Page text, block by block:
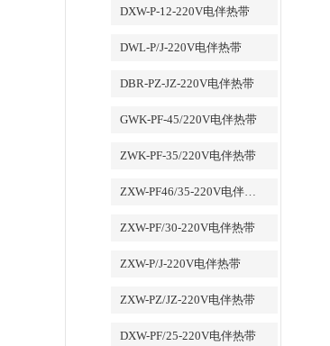
DXW-P-12-220V电伴热带
DWL-P/J-220V电伴热带
DBR-PZ-JZ-220V电伴热带
GWK-PF-45/220V电伴热带
ZWK-PF-35/220V电伴热带
ZXW-PF46/35-220V电伴热带
ZXW-PF/30-220V电伴热带
ZXW-P/J-220V电伴热带
ZXW-PZ/JZ-220V电伴热带
DXW-PF/25-220V电伴热带